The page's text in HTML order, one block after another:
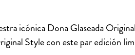
icónica Dona Glaseada
Style con este par edición